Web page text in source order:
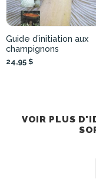
Guide d’initiation aux
champignons
24,95 $
VOIR PLUS